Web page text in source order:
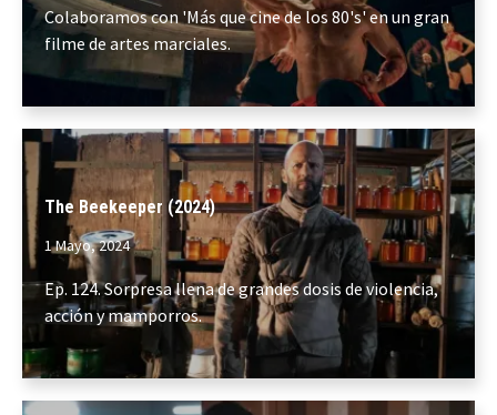
Colaboramos con 'Más que cine de los 80's' en un gran
filme de artes marciales.
The Beekeeper (2024)
1 Mayo, 2024
Ep. 124. Sorpresa llena de grandes dosis de violencia,
acción y mamporros.